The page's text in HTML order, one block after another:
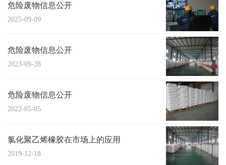
危险废物信息公开
2025-09-09
危险废物信息公开
2023-09-28
危险废物信息公开
2022-05-05
氯化聚乙烯橡胶在市场上的应用
2019-12-18